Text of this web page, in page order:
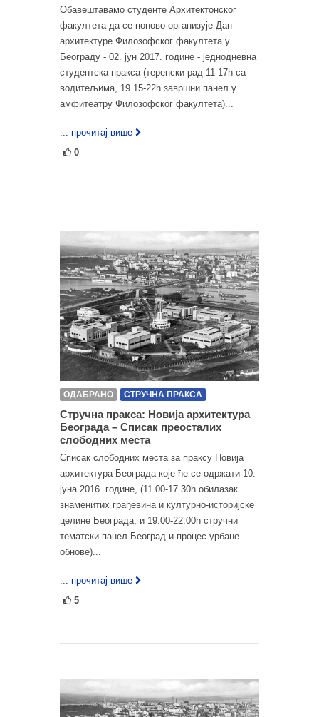
Oбавештавамо студенте Архитектонског
факултета да се поново организује Дан
архитектуре Филозофског факултета у
Београду - 02. јун 2017. године - једнодневна
студентска пракса (теренски рад 11-17h са
водитељима, 19.15-22h завршни панел у
амфитеатру Филозофског факултета)...
... прочитај више
0
ОДАБРАНО СТРУЧНА ПРАКСА
Стручна пракса: Новија архитектура
Београда – Списак преосталих
слободних места
Списак слободних места за праксу Новија
архитектура Београда које ће се одржати 10.
јуна 2016. године, (11.00-17.30h обилазак
знаменитих грађевина и културно-историјске
целине Београда, и 19.00-22.00h стручни
тематски панел Београд и процес урбане
обнове)...
... прочитај више
5